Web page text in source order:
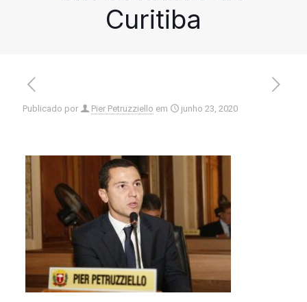
Curitiba
Publicado por Pier Petruzziello em junho 23, 2020